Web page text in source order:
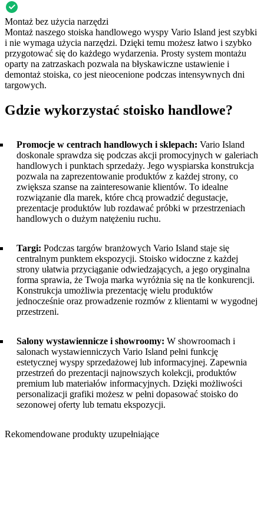
Montaż bez użycia narzędzi
Montaż naszego stoiska handlowego wyspy Vario Island jest szybki
i nie wymaga użycia narzędzi. Dzięki temu możesz łatwo i szybko
przygotować się do każdego wydarzenia. Prosty system montażu
oparty na zatrzaskach pozwala na błyskawiczne ustawienie i
demontaż stoiska, co jest nieocenione podczas intensywnych dni
targowych.
Gdzie wykorzystać stoisko handlowe?
Promocje w centrach handlowych i sklepach: Vario Island
doskonale sprawdza się podczas akcji promocyjnych w galeriach
handlowych i punktach sprzedaży. Jego wyspiarska konstrukcja
pozwala na zaprezentowanie produktów z każdej strony, co
zwiększa szanse na zainteresowanie klientów. To idealne
rozwiązanie dla marek, które chcą prowadzić degustacje,
prezentacje produktów lub rozdawać próbki w przestrzeniach
handlowych o dużym natężeniu ruchu.
Targi: Podczas targów branżowych Vario Island staje się
centralnym punktem ekspozycji. Stoisko widoczne z każdej
strony ułatwia przyciąganie odwiedzających, a jego oryginalna
forma sprawia, że Twoja marka wyróżnia się na tle konkurencji.
Konstrukcja umożliwia prezentację wielu produktów
jednocześnie oraz prowadzenie rozmów z klientami w wygodnej
przestrzeni.
Salony wystawiennicze i showroomy: W showroomach i
salonach wystawienniczych Vario Island pełni funkcję
estetycznej wyspy sprzedażowej lub informacyjnej. Zapewnia
przestrzeń do prezentacji najnowszych kolekcji, produktów
premium lub materiałów informacyjnych. Dzięki możliwości
personalizacji grafiki możesz w pełni dopasować stoisko do
sezonowej oferty lub tematu ekspozycji.
Rekomendowane produkty uzupełniające